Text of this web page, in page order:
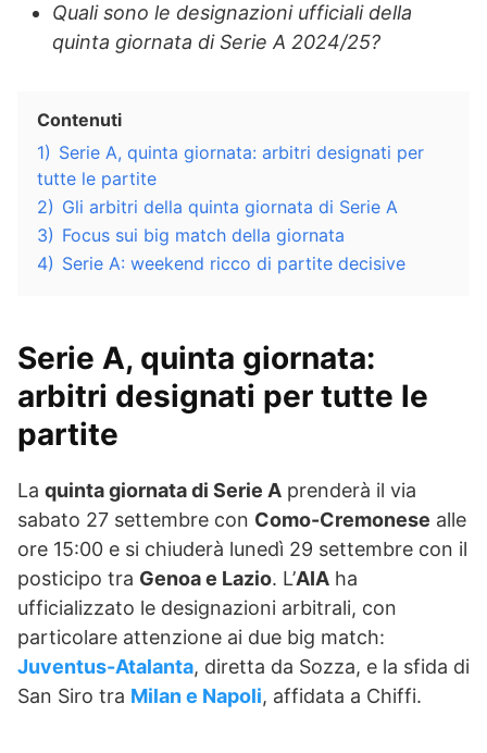
Quali sono le designazioni ufficiali della
quinta giornata di Serie A 2024/25?
Contenuti
1) Serie A, quinta giornata: arbitri designati per
tutte le partite
2) Gli arbitri della quinta giornata di Serie A
3) Focus sui big match della giornata
4) Serie A: weekend ricco di partite decisive
Serie A, quinta giornata:
arbitri designati per tutte le
partite
La quinta giornata di Serie A prenderà il via
sabato 27 settembre con Como-Cremonese alle
ore 15:00 e si chiuderà lunedì 29 settembre con il
posticipo tra Genoa e Lazio. L’AIA ha
ufficializzato le designazioni arbitrali, con
particolare attenzione ai due big match:
Juventus-Atalanta, diretta da Sozza, e la sfida di
San Siro tra Milan e Napoli, affidata a Chiffi.